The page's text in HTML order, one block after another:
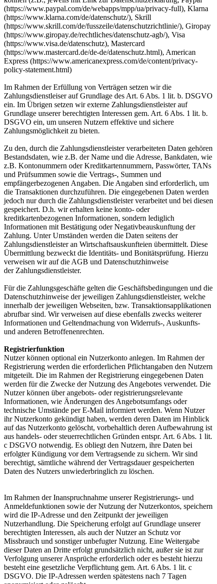
(https://www.paypal.com/de/webapps/mpp/ua/privacy-full), Klarna
(https://www.klarna.com/de/datenschutz/), Skrill
(https://www.skrill.com/de/fusszeile/datenschutzrichtlinie/), Giropay
(https://www.giropay.de/rechtliches/datenschutz-agb/), Visa
(https://www.visa.de/datenschutz), Mastercard
(https://www.mastercard.de/de-de/datenschutz.html), American
Express (https://www.americanexpress.com/de/content/privacy-
policy-statement.html)
Im Rahmen der Erfüllung von Verträgen setzen wir die
Zahlungsdienstleiser auf Grundlage des Art. 6 Abs. 1 lit. b. DSGVO
ein. Im Übrigen setzen wir externe Zahlungsdienstleister auf
Grundlage unserer berechtigten Interessen gem. Art. 6 Abs. 1 lit. b.
DSGVO ein, um unseren Nutzern effektive und sichere
Zahlungsmöglichkeit zu bieten.
Zu den, durch die Zahlungsdienstleister verarbeiteten Daten gehören
Bestandsdaten, wie z.B. der Name und die Adresse, Bankdaten, wie
z.B. Kontonummern oder Kreditkartennummern, Passwörter, TANs
und Prüfsummen sowie die Vertrags-, Summen und
empfängerbezogenen Angaben. Die Angaben sind erforderlich, um
die Transaktionen durchzuführen. Die eingegebenen Daten werden
jedoch nur durch die Zahlungsdienstleister verarbeitet und bei diesen
gespeichert. D.h. wir erhalten keine konto- oder
kreditkartenbezogenen Informationen, sondern lediglich
Informationen mit Bestätigung oder Negativbeauskunftung der
Zahlung. Unter Umständen werden die Daten seitens der
Zahlungsdienstleister an Wirtschaftsauskunfteien übermittelt. Diese
Übermittlung bezweckt die Identitäts- und Bonitätsprüfung. Hierzu
verweisen wir auf die AGB und Datenschutzhinweise
der Zahlungsdienstleister.
Für die Zahlungsgeschäfte gelten die Geschäftsbedingungen und die
Datenschutzhinweise der jeweiligen Zahlungsdienstleister, welche
innerhalb der jeweiligen Webseiten, bzw. Transaktionsapplikationen
abrufbar sind. Wir verweisen auf diese ebenfalls zwecks weiterer
Informationen und Geltendmachung von Widerrufs-, Auskunfts-
und anderen Betroffenenrechten.
Registrierfunktion
Nutzer können optional ein Nutzerkonto anlegen. Im Rahmen der
Registrierung werden die erforderlichen Pflichtangaben den Nutzern
mitgeteilt. Die im Rahmen der Registrierung eingegebenen Daten
werden für die Zwecke der Nutzung des Angebotes verwendet. Die
Nutzer können über angebots- oder registrierungsrelevante
Informationen, wie Änderungen des Angebotsumfangs oder
technische Umstände per E-Mail informiert werden. Wenn Nutzer
ihr Nutzerkonto gekündigt haben, werden deren Daten im Hinblick
auf das Nutzerkonto gelöscht, vorbehaltlich deren Aufbewahrung ist
aus handels- oder steuerrechtlichen Gründen entspr. Art. 6 Abs. 1 lit.
c DSGVO notwendig. Es obliegt den Nutzern, ihre Daten bei
erfolgter Kündigung vor dem Vertragsende zu sichern. Wir sind
berechtigt, sämtliche während der Vertragsdauer gespeicherten
Daten des Nutzers unwiederbringlich zu löschen.
Im Rahmen der Inanspruchnahme unserer Registrierungs- und
Anmeldefunktionen sowie der Nutzung der Nutzerkontos, speichern
wird die IP-Adresse und den Zeitpunkt der jeweiligen
Nutzerhandlung. Die Speicherung erfolgt auf Grundlage unserer
berechtigten Interessen, als auch der Nutzer an Schutz vor
Missbrauch und sonstiger unbefugter Nutzung. Eine Weitergabe
dieser Daten an Dritte erfolgt grundsätzlich nicht, außer sie ist zur
Verfolgung unserer Ansprüche erforderlich oder es besteht hierzu
besteht eine gesetzliche Verpflichtung gem. Art. 6 Abs. 1 lit. c
DSGVO. Die IP-Adressen werden spätestens nach 7 Tagen